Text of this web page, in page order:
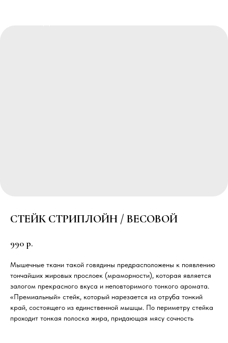
СТЕЙК СТРИПЛОЙН / ВЕСОВОЙ
990 р.
Мышечные ткани такой говядины предрасположены к появлению
тончайших жировых прослоек (мраморности), которая является
залогом прекрасного вкуса и неповторимого тонкого аромата.
«Премиальный» стейк, который нарезается из отруба тонкий
край, состоящего из единственной мышцы. По периметру стейка
проходит тонкая полоска жира, придающая мясу сочность